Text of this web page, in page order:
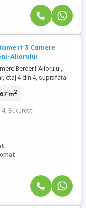
3 Camere
Aliorului
Berceni-Aliorului,
etaj 4 din 4, suprafata
parchet, gresie,
orice modalitate de
Nr. camere: 3
...
m2
4, Bucuresti